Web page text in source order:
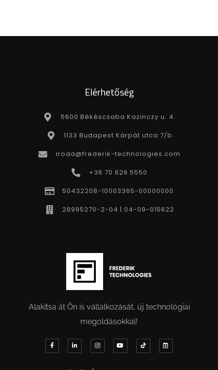
Elérhetőség
5600 Békéscsaba Kazinczy u. 4.
1133 Budapest Kárpát utca 7/b
iroda@frederik-technologies.com
+36 70 626 5550
50432208-10003365-00000000
28995270-2-04 | 04-09-015622
Alakítsa át Ön is vállalkozását, új technológiai
megoldásokkal!